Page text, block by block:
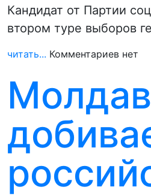
Кандидат от Партии
втором туре выборов
читать... Комментариев нет